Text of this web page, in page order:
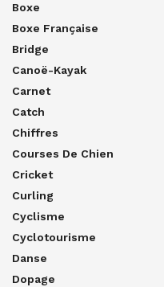
Boxe
Boxe Française
Bridge
Canoë-Kayak
Carnet
Catch
Chiffres
Courses De Chien
Cricket
Curling
Cyclisme
Cyclotourisme
Danse
Dopage